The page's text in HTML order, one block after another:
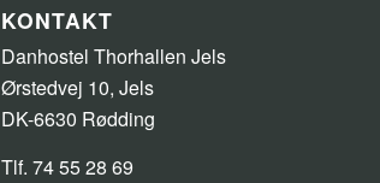
KONTAKT
Danhostel Thorhallen Jels
Ørstedvej 10, Jels
DK-6630 Rødding
Tlf. 74 55 28 69